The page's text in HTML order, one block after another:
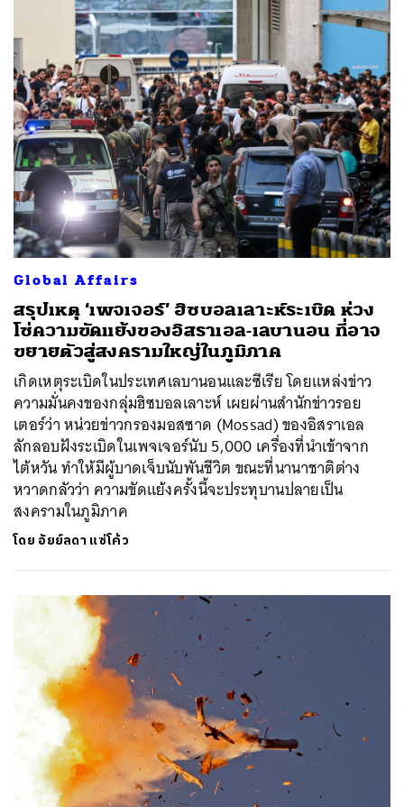
Global Affairs
สรุปเหตุ ‘เพจเจอร์’ ฮิซบอลเลาะห์ระเบิด ห่วง
โซ่ความขัดแย้งของอิสราเอล-เลบานอน ที่อาจ
ขยายตัวสู่สงครามใหญ่ในภูมิภาค
เกิดเหตุระเบิดในประเทศเลบานอนและซีเรีย โดยแหล่งข่าว
ความมั่นคงของกลุ่มฮิซบอลเลาะห์ เผยผ่านสำนักข่าวรอย
เตอร์ว่า หน่วยข่าวกรองมอสซาด (Mossad) ของอิสราเอล
ลักลอบฝังระเบิดในเพจเจอร์นับ 5,000 เครื่องที่นำเข้าจาก
ไต้หวัน ทำให้มีผู้บาดเจ็บนับพันชีวิต ขณะที่นานาชาติต่าง
หวาดกลัวว่า ความขัดแย้งครั้งนี้จะประทุบานปลายเป็น
สงครามในภูมิภาค
โดย อัยย์ลดา แซ่โค้ว
SHARE TWEET LINE EMAIL